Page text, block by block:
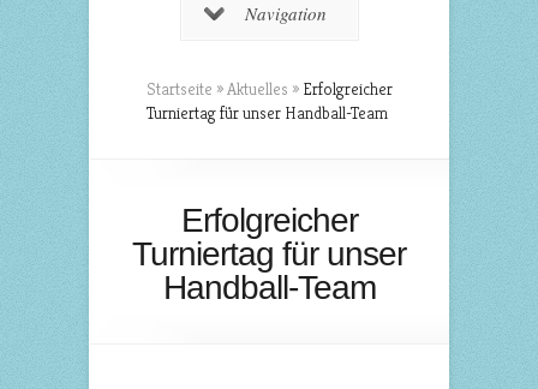
Navigation
Startseite »Aktuelles » Erfolgreicher
Turniertag für unser Handball-Team
Erfolgreicher
Turniertag für unser
Handball-Team